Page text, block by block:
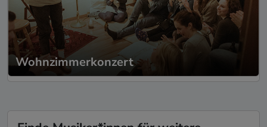
Wohnzimmerkonzert